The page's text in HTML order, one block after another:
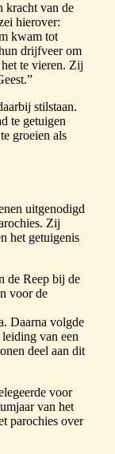
kracht van de
hierover:
kwam tot
drijfveer om
te vieren. Zij
stilstaan.
te getuigen
groeien als
uitgenodigd
Zij
het getuigenis
de Reep bij de
voor de
Daarna volgde
van een
deel aan dit
voor
van het
parochies over